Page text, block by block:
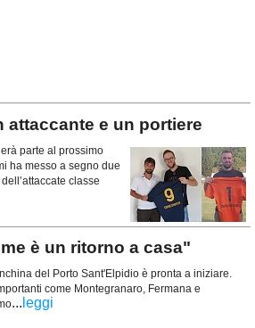
attaccante e un portiere
parte al prossimo
ha messo a segno due
classe
è un ritorno a casa"
del Porto Sant'Elpidio è pronta a iniziare.
come Montegranaro, Fermana e
... leggi